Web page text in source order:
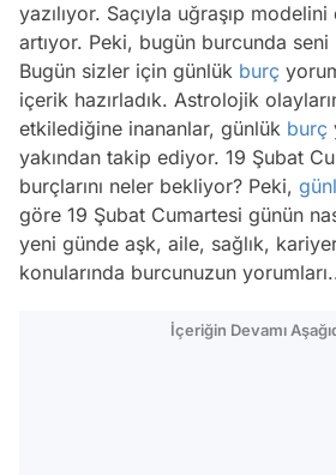
yazılıyor. Saçıyla uğraşıp modelini
artıyor. Peki, bugün burcunda
Bugün sizler için günlük burç
içerik hazırladık. Astrolojik
etkilediğine inananlar, günlük burç
yakından takip ediyor. 19 Şubat
burçlarını neler bekliyor? Peki,
göre 19 Şubat Cumartesi günün
yeni günde aşk, aile, sağlık,
konularında burcunuzun
İçeriğin Devamı